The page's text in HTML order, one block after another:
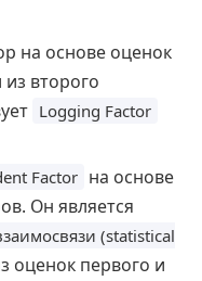
на основе оценок
второго
Logging Factor
Factor на основе
Он является
(statistical
оценок первого и